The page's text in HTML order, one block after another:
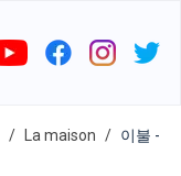
La maison
이불 -